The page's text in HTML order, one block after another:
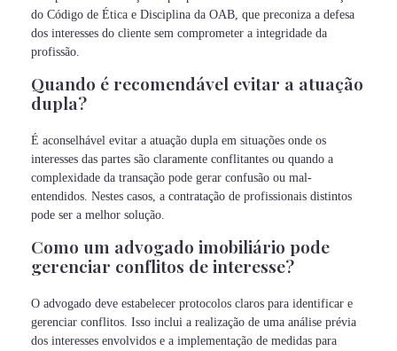
do Código de Ética e Disciplina da OAB, que preconiza a defesa
dos interesses do cliente sem comprometer a integridade da
profissão.
Quando é recomendável evitar a atuação
dupla?
É aconselhável evitar a atuação dupla em situações onde os
interesses das partes são claramente conflitantes ou quando a
complexidade da transação pode gerar confusão ou mal-
entendidos. Nestes casos, a contratação de profissionais distintos
pode ser a melhor solução.
Como um advogado imobiliário pode
gerenciar conflitos de interesse?
O advogado deve estabelecer protocolos claros para identificar e
gerenciar conflitos. Isso inclui a realização de uma análise prévia
dos interesses envolvidos e a implementação de medidas para